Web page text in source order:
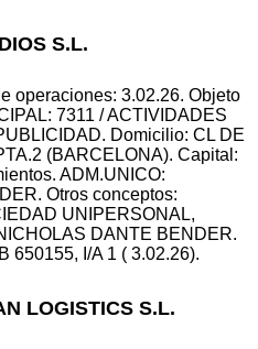
S.L.
operaciones: 3.02.26. Objeto
7311 / ACTIVIDADES
Domicilio: CL DE
(BARCELONA). Capital:
ADM.UNICO:
Otros conceptos:
UNIPERSONAL,
DANTE BENDER.
650155, I/A 1 ( 3.02.26).
LOGISTICS S.L.